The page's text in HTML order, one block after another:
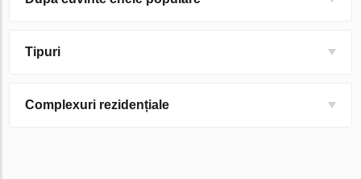
Tipuri
Complexuri rezidențiale